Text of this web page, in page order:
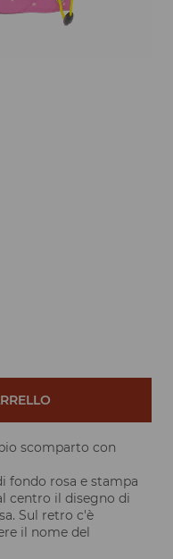
scomparto con
fondo rosa e stampa
centro il disegno di
Sul retro c'è
il nome del